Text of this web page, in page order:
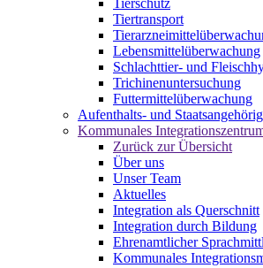
Tiertransport
Lebensmittelüberwachung
Schlachttier- und
Trichinenuntersuchung
Futtermittelüberwachung
Aufenthalts- und
Kommunales
Zurück zur Übersicht
Über uns
Unser Team
Aktuelles
Integration als Querschnitt
Integration durch Bildung
Ehrenamtlicher
Kommunales